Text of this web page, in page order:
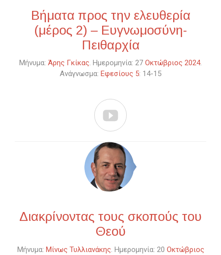
Βήματα προς την ελευθερία
(μέρος 2) – Ευγνωμοσύνη-
Πειθαρχία
Μήνυμα: Άρης Γκίκας. Ημερομηνία: 27 Οκτώβριος 2024.
Ανάγνωσμα: Εφεσίους 5: 14-15

Διακρίνοντας τους σκοπούς του
Θεού
Μήνυμα: Μίνως Τυλλιανάκης. Ημερομηνία: 20 Οκτώβριος